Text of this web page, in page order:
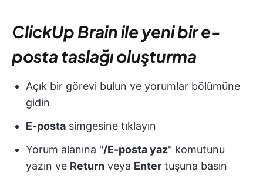
ClickUp Brain ile yeni bir e-
posta taslağı oluşturma
Açık bir görevi bulun ve yorumlar bölümüne
gidin
E-posta simgesine tıklayın
Yorum alanına "/E-posta yaz" komutunu
yazın ve Return veya Enter tuşuna basın